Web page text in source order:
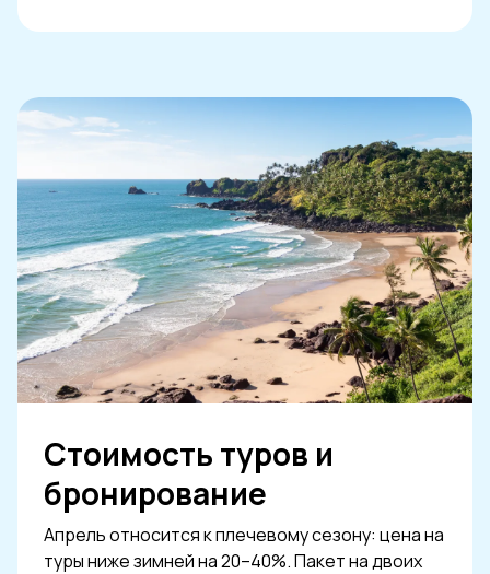
Стоимость туров и
бронирование
Апрель относится к плечевому сезону: цена на
туры ниже зимней на 20–40%. Пакет на двоих